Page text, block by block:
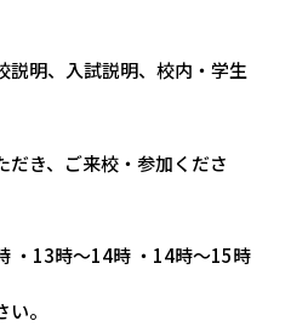
説明、入試説明、校内・学生
き、ご来校・参加くださ
・13時～14時 ・14時～15時
。